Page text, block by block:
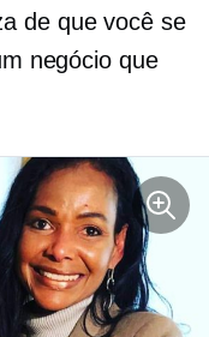
de que você se
negócio que